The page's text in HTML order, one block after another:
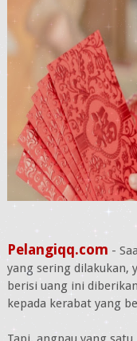
Pelangiqq.com -
yang sering dilakukan,
berisi uang ini
kepada kerabat yang